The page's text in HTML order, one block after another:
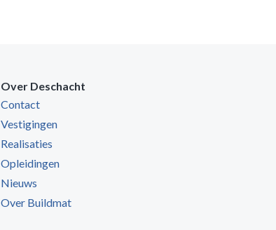
Over Deschacht
Contact
Vestigingen
Realisaties
Opleidingen
Nieuws
Over Buildmat